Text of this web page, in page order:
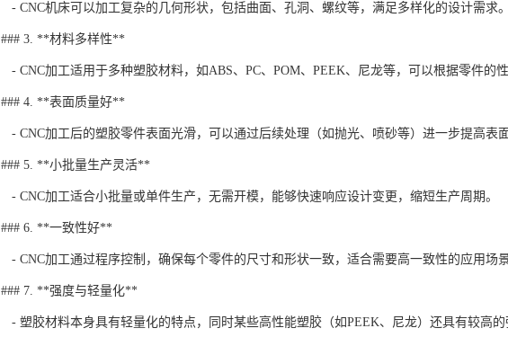
- CNC机床可以加工复杂的几何形状，包括曲面、孔洞、螺纹等，满足多样化的设计需求
### 3. **材料多样性**
- CNC加工适用于多种塑胶材料，如ABS、PC、POM、PEEK、尼龙等，可以根据零件的
### 4. **表面质量好**
- CNC加工后的塑胶零件表面光滑，可以通过后续处理（如抛光、喷砂等）进一步提高表
### 5. **小批量生产灵活**
- CNC加工适合小批量或单件生产，无需开模，能够快速响应设计变更，缩短生产周期。
### 6. **一致性好**
- CNC加工通过程序控制，确保每个零件的尺寸和形状一致，适合需要高一致性的应用场
### 7. **强度与轻量化**
- 塑胶材料本身具有轻量化的特点，同时某些高性能塑胶（如PEEK、尼龙）还具有较高